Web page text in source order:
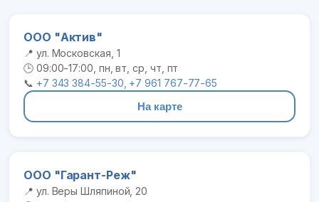
ООО "Актив"
📍 ул. Московская, 1
🕒 09:00-17:00, пн, вт, ср, чт, пт
📞 +7 343 384-55-30, +7 961 767-77-65
На карте
ООО "Гарант-Реж"
📍 ул. Веры Шляпиной, 20